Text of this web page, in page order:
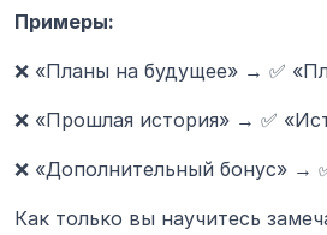
Примеры:
❌ «Планы на будущее» → ✅
❌ «Прошлая история» → ✅
❌ «Дополнительный бонус» →
Как только вы научитесь